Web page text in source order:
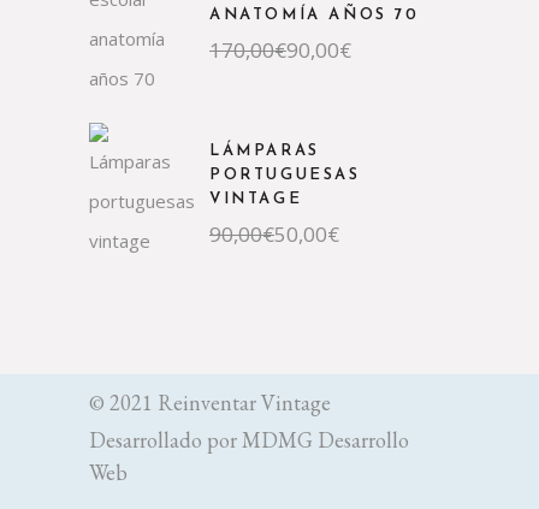
ANATOMÍA AÑOS 70
170,00€90,00€
LÁMPARAS
PORTUGUESAS
VINTAGE
90,00€50,00€
© 2021 Reinventar Vintage
Desarrollado porMDMG Desarrollo
Web